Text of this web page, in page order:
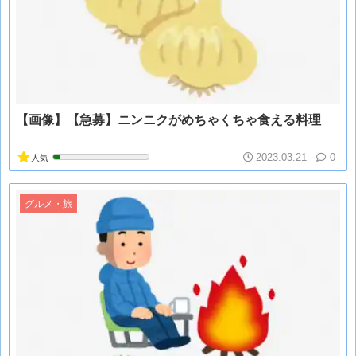
【画像】【急募】ニンニクがめちゃくちゃ食える料理
人気 2023.03.21 0
グルメ・旅